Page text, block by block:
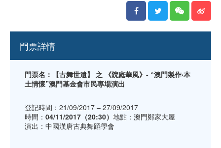
門票詳情
門票名：【古舞世遺】 之 《院庭華風》- “澳門製作‧本
土情懷”澳門基金會市民專場演出
登記時間：21/09/2017 – 27/09/2017
時間： 04/11/2017（20:30） 地點：澳門鄭家大屋
演出：中國漢唐古典舞蹈學會